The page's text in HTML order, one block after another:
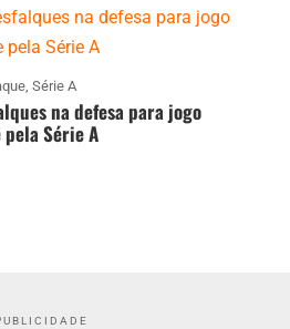
, Série A
na defesa para jogo
Série A